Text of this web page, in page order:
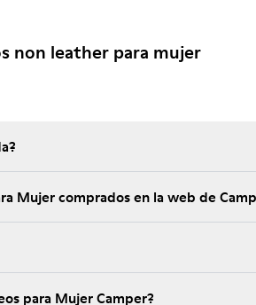
non leather para mujer
Mujer comprados en la web de
para Mujer Camper?